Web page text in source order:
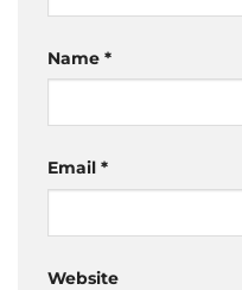
Name *
Email *
Website